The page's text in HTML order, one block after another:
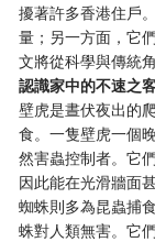
擾著許多香港住戶
量；另一方面，它
文將從科學與傳統
認識家中的不速之
壁虎是晝伏夜出的
食。一隻壁虎一個
然害蟲控制者。它
因此能在光滑牆面
蜘蛛則多為昆蟲捕
蛛對人類無害。它